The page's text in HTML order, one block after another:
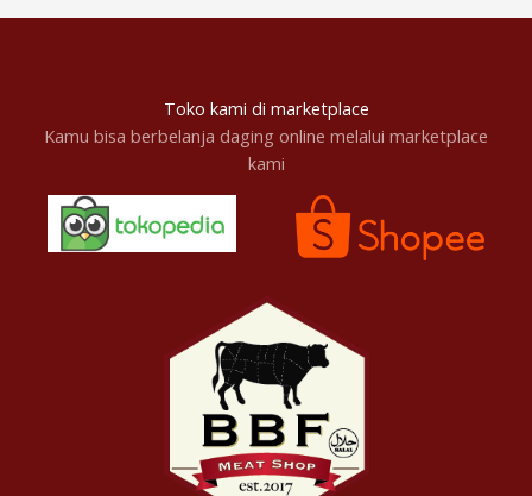
Toko kami di marketplace
Kamu bisa berbelanja daging online melalui marketplace
kami